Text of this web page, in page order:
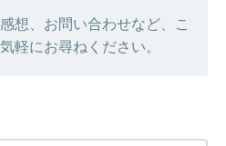
想、お問い合わせなど、こ
軽にお尋ねください。